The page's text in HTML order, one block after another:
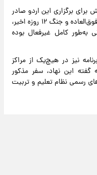
برگزاری این اردو صادر
نشده است و اساساً از زمان آغاز شرایط فوق‌العاده و جنگ ۱۲ روزه اخیر،
به‌طور کامل غیرفعال بوده
نیز در هیچ‌یک از مراکز
این نهاد، سفر مذکور
رسمی نظام تعلیم و تربیت